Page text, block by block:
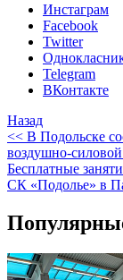
Инстаграм
Facebook
Twitter
Telegram
ВКонтакте
Назад
<< В Подольске
воздушно-
Бесплатные
СК «Подолье» в